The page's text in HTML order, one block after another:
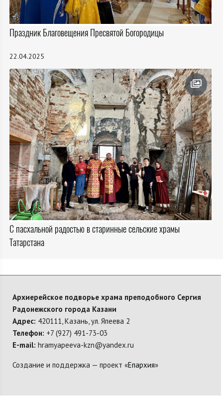
Праздник Благовещения Пресвятой Богородицы
22.04.2025
С пасхальной радостью в старинные сельские храмы
Татарстана
Архиерейское подворье храма преподобного Сергия
Радонежского города Казани
Адрес: 420111, Казань, ул. Япеева 2
Телефон: +7 (927) 491-73-03
E-mail: hramyapeeva-kzn@yandex.ru
Создание и поддержка — проект «Епархия»